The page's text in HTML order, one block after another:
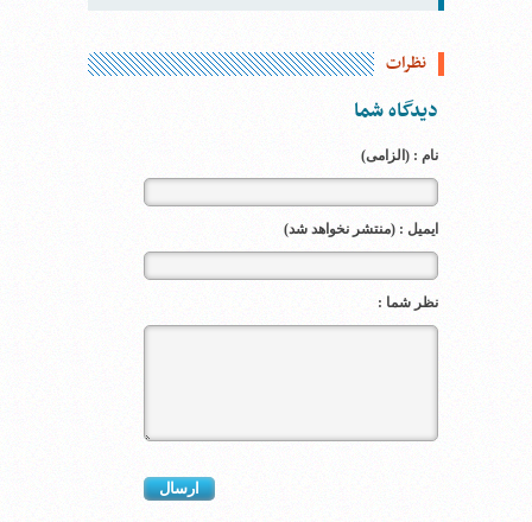
نظرات
دیدگاه شما
نام : (الزامی)
ایمیل : (منتشر نخواهد شد)
نظر شما :